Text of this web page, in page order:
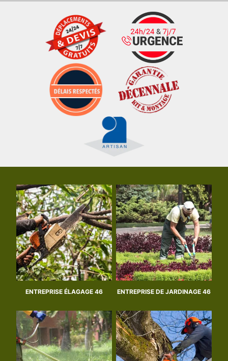
ENTREPRISE ÉLAGAGE 46 ENTREPRISE DE JARDINAGE 46